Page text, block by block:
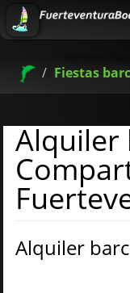
Fiestas
Alquiler
Alquiler